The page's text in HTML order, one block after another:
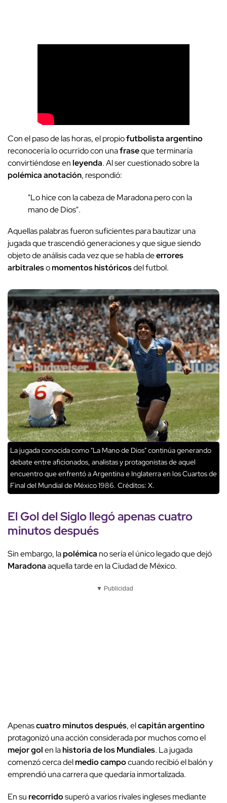
Con el paso de las horas, el propiofutbolista argentino
reconocería lo ocurrido con unafraseque terminaría
convirtiéndose enleyenda. Al ser cuestionado sobre la
polémica anotación, respondió:
"Lo hice con la cabeza de Maradona pero con la
mano de Dios".
Aquellas palabras fueron suficientes para bautizar una
jugada que trascendió generaciones y que sigue siendo
objeto de análisis cada vez que se habla deerrores
arbitralesomomentos históricosdel futbol.
La jugada conocida como "La Mano de Dios" continúa generando
debate entre aficionados, analistas y protagonistas de aquel
encuentro que enfrentó a Argentina e Inglaterra en los Cuartos de
Final del Mundial de México 1986. Créditos: X.
El Gol del Siglollegó apenascuatro
minutos después
Sin embargo, lapolémica no sería el único legado que dejó
Maradonaaquella tarde en la Ciudad de México.
▼ Publicidad
Apenascuatro minutos después, elcapitán argentino
protagonizó una acción considerada por muchos como el
mejor golen lahistoria de los Mundiales. La jugada
comenzó cerca delmedio campocuando recibió el balón y
emprendió una carrera que quedaría inmortalizada.
En surecorridosuperó a varios rivales ingleses mediante